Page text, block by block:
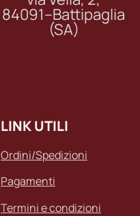
LINK UTILI
Ordini/Spedizioni
Pagamenti
Termini e condizioni
84091–Battipaglia
(SA)